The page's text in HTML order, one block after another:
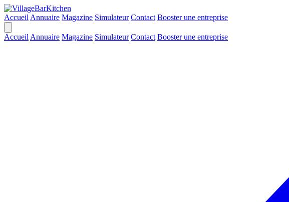
Accueil Annuaire Magazine Simulateur Contact Booster une entreprise
Accueil Annuaire Magazine Simulateur Contact Booster une entreprise